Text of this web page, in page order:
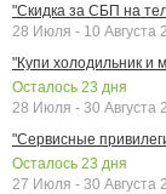
"Скидка за СБП на
28 Июля - 10 Августа
"Купи холодильник и
Осталось 23 дня
28 Июля - 30 Августа
"Сервисные
Осталось 23 дня
27 Июля - 30 Августа